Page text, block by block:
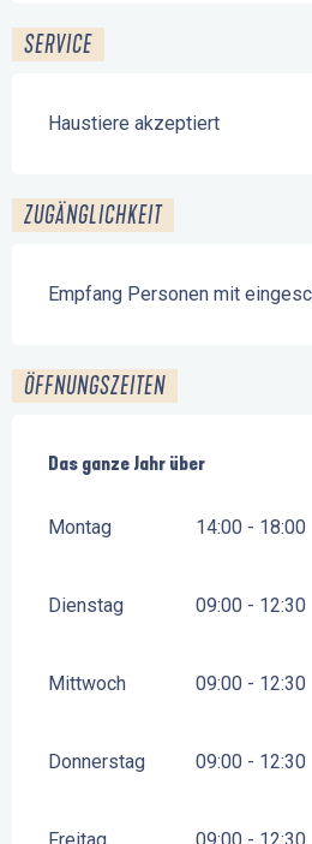
SERVICE
Haustiere akzeptiert
ZUGÄNGLICHKEIT
Empfang Personen mit
ÖFFNUNGSZEITEN
Das ganze Jahr über
Das ganze Jahr über
Montag 14:00 - 18:00
Dienstag 09:00 - 12:30
Mittwoch 09:00 - 12:30
Donnerstag 09:00 - 12:30